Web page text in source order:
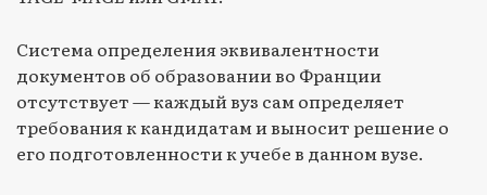
Система определения эквивалентности
документов об образовании во Франции
отсутствует — каждый вуз сам определяет
требования к кандидатам и выносит решение о
его подготовленности к учебе в данном вузе.